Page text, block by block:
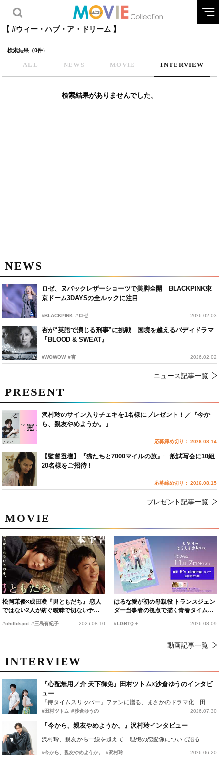
【 #ウィー・ハブ・ア・ドリーム 】
検索結果（0件）
ALL NEWS MOVIE INTERVIEW
検索結果がありませんでした。
NEWS
ロゼ、ヌバックレザーショーツで美脚全開 BLACKPINK東
京ドーム3DAYSの全ルックに注目
#BLACKPINK #ロゼ 2026.02.03
杏が“英語で演じる刑事”に挑戦 国境を越えるバディドラマ
『BLOOD & SWEAT』
#WOWOW #杏 2026.02.02
ニュース記事一覧
MOVIE
松岡茉優×成田凌『男ともだち』 恋人
ではない2人が紡ぐ曖昧で切ない予告
#chilldspot #三島有紀子 2026.08.10
はるな愛が初の母親役 トランスジェン
ダー当事者の視点で描く青春タイムス
#LGBTQ＋ 2026.08.09
動画記事一覧
INTERVIEW
『心配無用ノ介 天下御免』田村ツトム×沙倉ゆうのインタビ
ュー
『侍タイムスリッパー』ファンに贈る、まさかのドラマ化！田村ツトム×沙倉ゆうのが語る『心配無用ノ介』撮影秘話
#田村ツトム #沙倉ゆうの 2026.07.30
『今から、親友やめようか。』沢村玲インタビュー
沢村玲、親友から一線を越えて…理想の恋愛像について語る
#今から、親友やめようか。 #沢村玲 2026.06.20
PRESENT
沢村玲のサイン入りチェキを1名様にプレゼント！／『今か
ら、親友やめようか。』
応募締め切り： 2026.08.14
【監督登壇】『猫たちと7000マイルの旅』一般試写会に10組
20名様をご招待！
応募締め切り： 2026.08.15
プレゼント記事一覧